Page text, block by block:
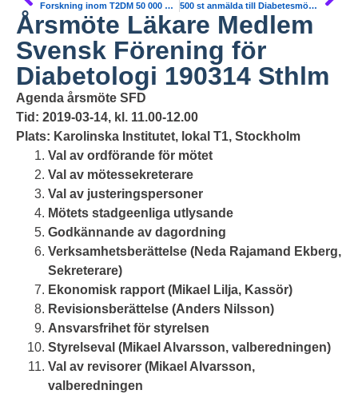
Forskning inom T2DM 50 000 SEK. Ansök senast 190301 500 st anmälda till Diabetesmötet SFD/SFSD/Barndiab 13-15/3 Sthlm. Finns plats också för DIG. Anmäl dig NU
Årsmöte Läkare Medlem
Svensk Förening för
Diabetologi 190314 Sthlm
Agenda årsmöte SFD
Tid: 2019-03-14, kl. 11.00-12.00
Plats: Karolinska Institutet, lokal T1, Stockholm
Val av ordförande för mötet
Val av mötessekreterare
Val av justeringspersoner
Mötets stadgeenliga utlysande
Godkännande av dagordning
Verksamhetsberättelse (Neda Rajamand Ekberg,
Sekreterare)
Ekonomisk rapport (Mikael Lilja, Kassör)
Revisionsberättelse (Anders Nilsson)
Ansvarsfrihet för styrelsen
Styrelseval (Mikael Alvarsson, valberedningen)
Val av revisorer (Mikael Alvarsson,
valberedningen